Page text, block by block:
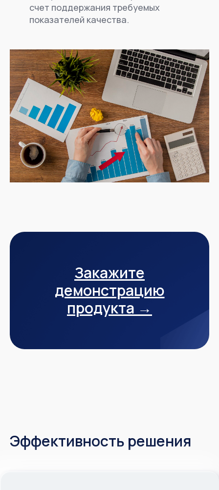
счет поддержания требуемых
показателей качества.
Закажите
демонстрацию
продукта →
Эффективность решения